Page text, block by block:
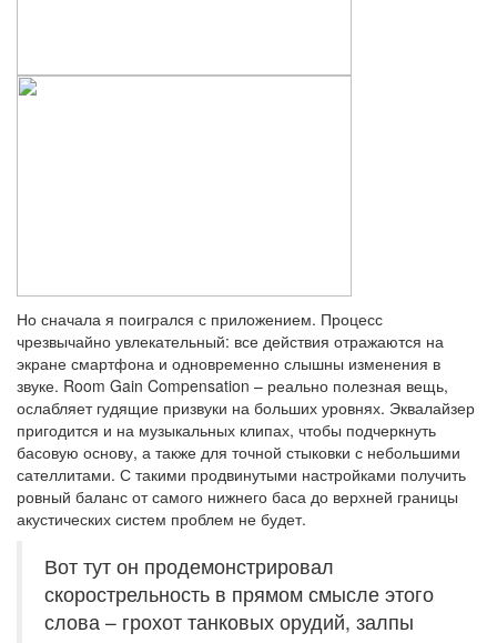
Но сначала я поигрался с приложением. Процесс
чрезвычайно увлекательный: все действия отражаются на
экране смартфона и одновременно слышны изменения в
звуке. Room Gain Compensation – реально полезная вещь,
ослабляет гудящие призвуки на больших уровнях. Эквалайзер
пригодится и на музыкальных клипах, чтобы подчеркнуть
басовую основу, а также для точной стыковки с небольшими
сателлитами. С такими продвинутыми настройками получить
ровный баланс от самого нижнего баса до верхней границы
акустических систем проблем не будет.
Вот тут он продемонстрировал
скорострельность в прямом смысле этого
слова – грохот танковых орудий, залпы